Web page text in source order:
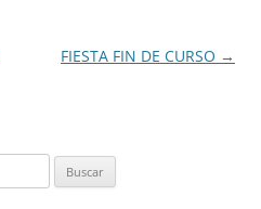
FIESTA FIN DE CURSO →